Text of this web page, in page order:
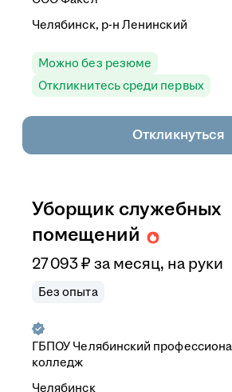
Челябинск, р-н Ленинский
Можно без резюме
Откликнитесь среди первых
Откликнуться
Уборщик служебных
помещений
27 093₽ за месяц, на руки
Без опыта
ГБПОУ Челябинский
колледж
Челябинск